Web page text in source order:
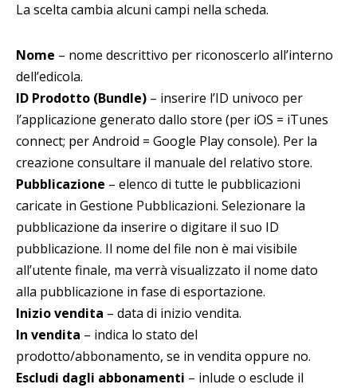
La scelta cambia alcuni campi nella scheda.
Nome – nome descrittivo per riconoscerlo all’interno
dell’edicola.
ID Prodotto (Bundle) – inserire l’ID univoco per
l’applicazione generato dallo store (per iOS = iTunes
connect; per Android = Google Play console). Per la
creazione consultare il manuale del relativo store.
Pubblicazione – elenco di tutte le pubblicazioni
caricate in Gestione Pubblicazioni. Selezionare la
pubblicazione da inserire o digitare il suo ID
pubblicazione. Il nome del file non è mai visibile
all’utente finale, ma verrà visualizzato il nome dato
alla pubblicazione in fase di esportazione.
Inizio vendita – data di inizio vendita.
In vendita – indica lo stato del
prodotto/abbonamento, se in vendita oppure no.
Escludi dagli abbonamenti – inlude o esclude il